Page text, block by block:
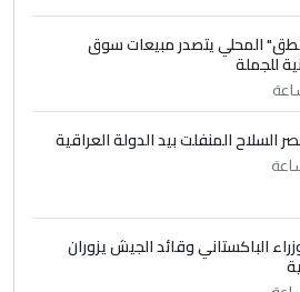
المحلي يتصدر مبيعات سوق
للجملة
السلاح المنفلت بيد الدولة العراقية
الباكستاني وقائد الجيش يزوران